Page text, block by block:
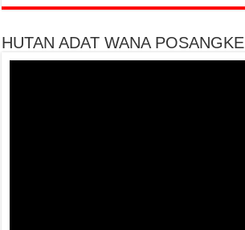
HUTAN ADAT WANA POSANGKE